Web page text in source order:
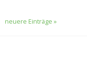
neuere Einträge »